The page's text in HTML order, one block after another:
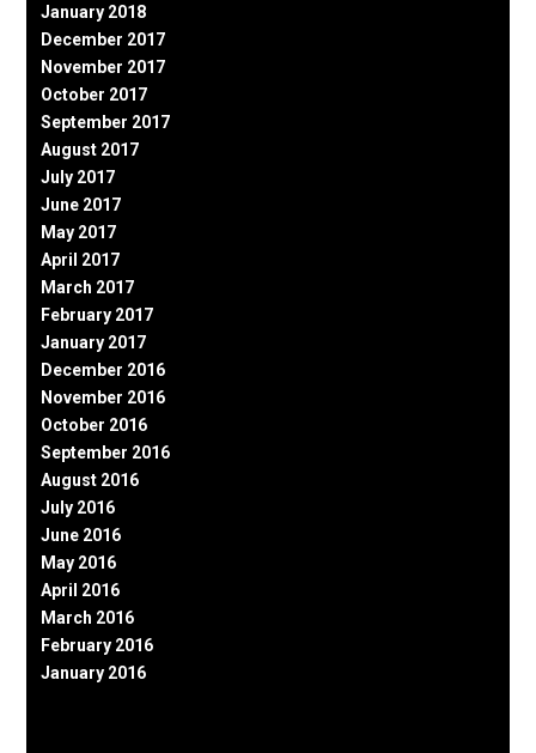
January 2018
December 2017
November 2017
October 2017
September 2017
August 2017
July 2017
June 2017
May 2017
April 2017
March 2017
February 2017
January 2017
December 2016
November 2016
October 2016
September 2016
August 2016
July 2016
June 2016
May 2016
April 2016
March 2016
February 2016
January 2016